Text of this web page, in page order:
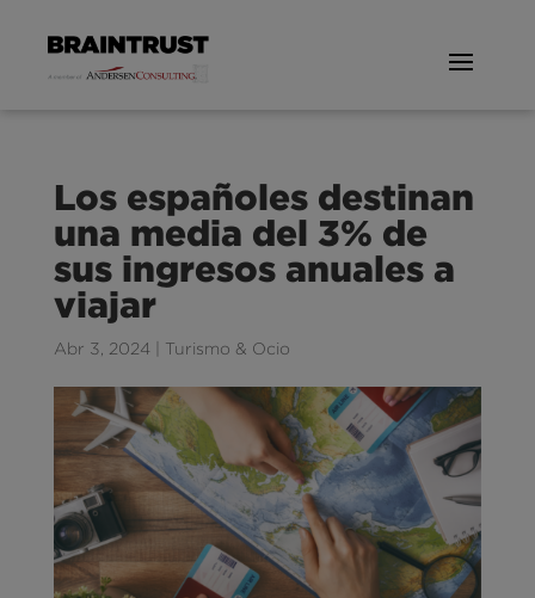
Los españoles destinan
una media del 3% de
sus ingresos anuales a
viajar
Abr 3, 2024| Turismo & Ocio